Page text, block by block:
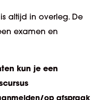
altijd in overleg. De
examen en
kun je een
op afspraak